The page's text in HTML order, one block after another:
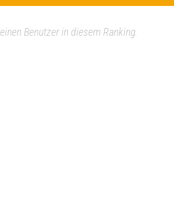
Benutzer in diesem Ranking.